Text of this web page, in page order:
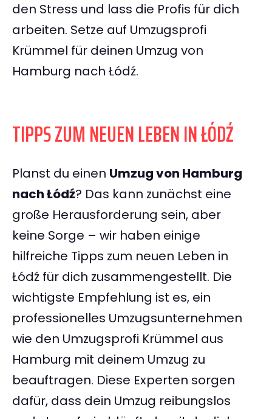
den Stress und lass die Profis für dich
arbeiten. Setze auf Umzugsprofi
Krümmel für deinen Umzug von
Hamburg nach Łódź.
TIPPS ZUM NEUEN LEBEN IN ŁÓDŹ
Planst du einen Umzug von Hamburg
nach Łódź? Das kann zunächst eine
große Herausforderung sein, aber
keine Sorge – wir haben einige
hilfreiche Tipps zum neuen Leben in
Łódź für dich zusammengestellt. Die
wichtigste Empfehlung ist es, ein
professionelles Umzugsunternehmen
wie den Umzugsprofi Krümmel aus
Hamburg mit deinem Umzug zu
beauftragen. Diese Experten sorgen
dafür, dass dein Umzug reibungslos